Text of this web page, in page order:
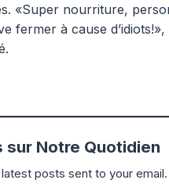
«Super nourriture,
fermer à cause
sur Notre Quotidien
posts sent to your email.